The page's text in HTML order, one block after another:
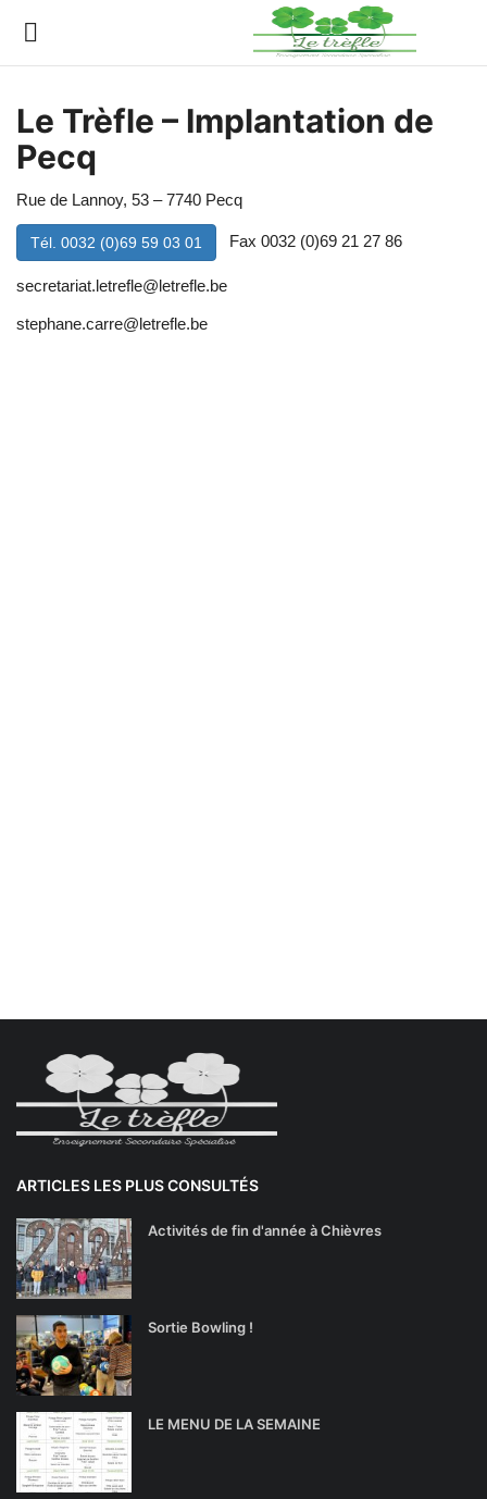
Connexion Enregistrer
Actualités
Implantations
Le Trèfle – Implantation de
Pecq
Rue de Lannoy, 53 – 7740 Pecq
Tél. 0032 (0)69 59 03 01 Fax 0032 (0)69 21 27 86
secretariat.letrefle@letrefle.be
stephane.carre@letrefle.be
ARTICLES LES PLUS CONSULTÉS
Activités de fin d'année à Chièvres
Sortie Bowling !
LE MENU DE LA SEMAINE